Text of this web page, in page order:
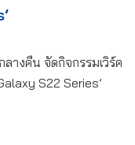
างคืน จัดกิจกรรมเวิร์ค
S22 Series’